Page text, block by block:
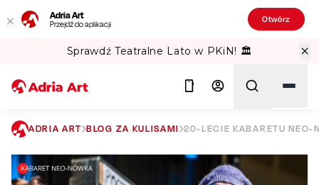
Adria Art
Przejdź do aplikacji Otwórz
Sprawdź Teatralne Lato w PKiN! 🏛️
ADRIA ART BLOG ZA KULISAMI 20-LECIE KABARETU NEO-